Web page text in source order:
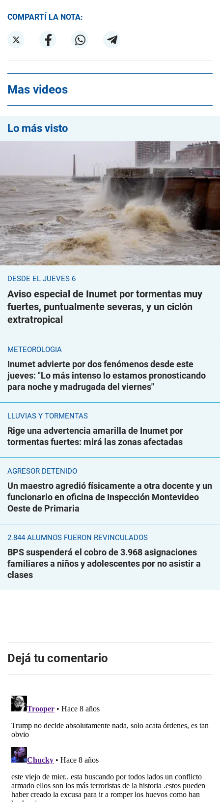
COMPARTÍ LA NOTA:
Mas videos
Lo más visto
DESDE EL JUEVES 6
Aviso especial de Inumet por tormentas muy
fuertes, puntualmente severas, y un ciclón
extratropical
METEOROLOGÍA
Inumet advierte por dos fenómenos desde este
jueves: "Lo más intenso lo estamos pronosticando
para noche y madrugada del viernes"
LLUVIAS Y TORMENTAS
Rige una advertencia amarilla de Inumet por
tormentas fuertes: mirá las zonas afectadas
AGRESOR DETENIDO
Un maestro agredió físicamente a otra docente y un
funcionario en oficina de Inspección Montevideo
Oeste de Primaria
2.844 ALUMNOS FUERON REVINCULADOS
BPS suspenderá el cobro de 3.968 asignaciones
familiares a niños y adolescentes por no asistir a
clases
Dejá tu comentario